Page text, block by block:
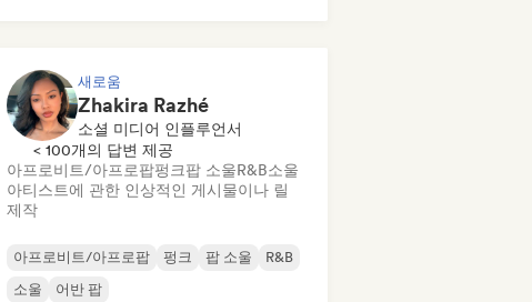
새로움
Zhakira Razhé
소셜 미디어 인플루언서
< 100개의 답변 제공
아프로비트/아프로팝펑크팝 소울R&B소울
아티스트에 관한 인상적인 게시물이나 릴
제작
아프로비트/아프로팝 펑크 팝 소울
R&B
소울
어반 팝